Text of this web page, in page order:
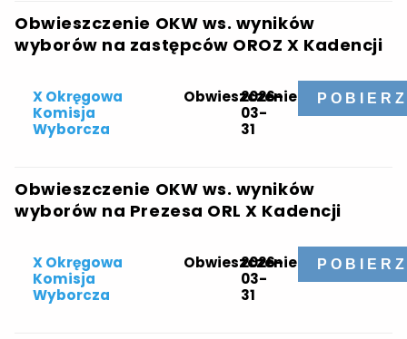
Obwieszczenie OKW ws. wyników
wyborów na zastępców OROZ X Kadencji
X Okręgowa
Komisja
Wyborcza
Obwieszczenie
2026-
03-
31
POBIERZ
Obwieszczenie OKW ws. wyników
wyborów na Prezesa ORL X Kadencji
X Okręgowa
Komisja
Wyborcza
Obwieszczenie
2026-
03-
31
POBIERZ